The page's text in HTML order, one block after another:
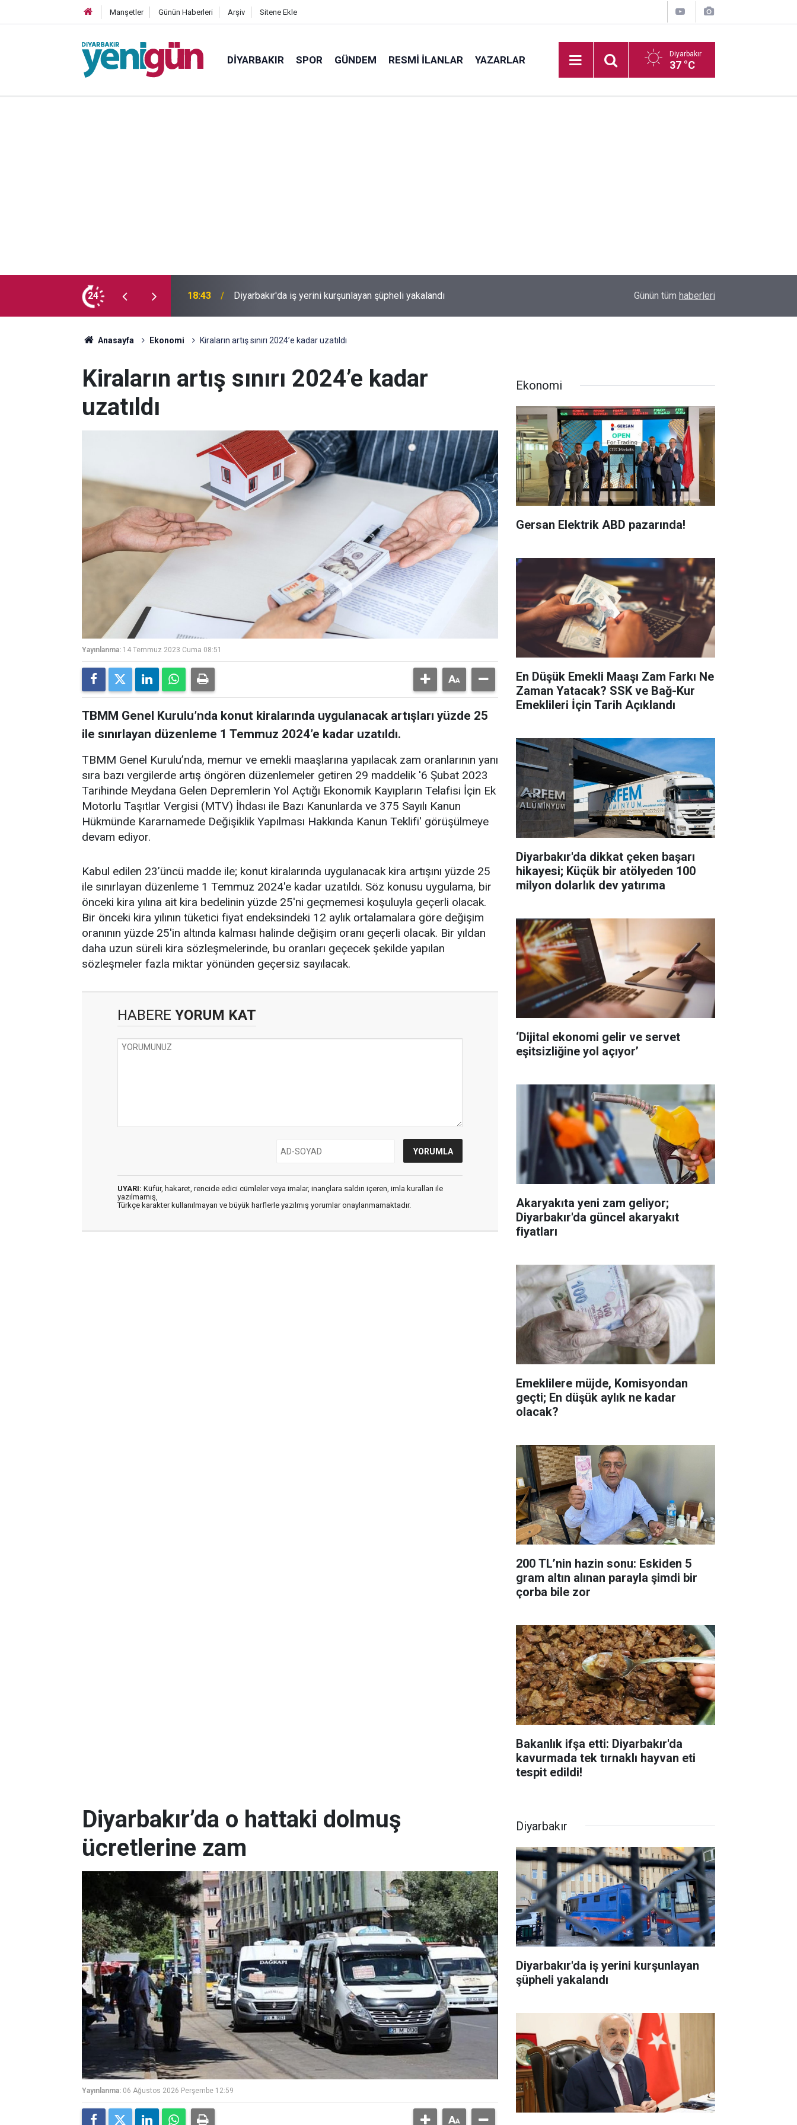
Manşetler Günün Haberleri Arşiv Sitene Ekle
DIYARBAKIR SPOR GÜNDEM RESMI İLANLAR YAZARLAR Diyarbakır
37 °C
24 18:22
barışı sağlayamıyor
Diyarbakır’da o hattaki dolmuş ücretlerine zam
Günün tüm haberleri
Anasayfa Ekonomi Kiraların artış sınırı 2024’e kadar uzatıldı
Kiraların artış sınırı 2024’e kadar
uzatıldı
Yayınlanma: 14 Temmuz 2023 Cuma 08:51
TBMM Genel Kurulu’nda konut kiralarında uygulanacak artışları yüzde 25
ile sınırlayan düzenleme 1 Temmuz 2024’e kadar uzatıldı.
TBMM Genel Kurulu’nda, memur ve emekli maaşlarına yapılacak zam oranlarının yanı
sıra bazı vergilerde artış öngören düzenlemeler getiren 29 maddelik '6 Şubat 2023
Tarihinde Meydana Gelen Depremlerin Yol Açtığı Ekonomik Kayıpların Telafisi İçin Ek
Motorlu Taşıtlar Vergisi (MTV) İhdası ile Bazı Kanunlarda ve 375 Sayılı Kanun
Hükmünde Kararnamede Değişiklik Yapılması Hakkında Kanun Teklifi' görüşülmeye
devam ediyor.
Kabul edilen 23’üncü madde ile; konut kiralarında uygulanacak kira artışını yüzde 25
ile sınırlayan düzenleme 1 Temmuz 2024'e kadar uzatıldı. Söz konusu uygulama, bir
önceki kira yılına ait kira bedelinin yüzde 25'ni geçmemesi koşuluyla geçerli olacak.
Bir önceki kira yılının tüketici fiyat endeksindeki 12 aylık ortalamalara göre değişim
oranının yüzde 25'in altında kalması halinde değişim oranı geçerli olacak. Bir yıldan
daha uzun süreli kira sözleşmelerinde, bu oranları geçecek şekilde yapılan
sözleşmeler fazla miktar yönünden geçersiz sayılacak.
HABERE YORUM KAT
UYARI: Küfür, hakaret, rencide edici cümleler veya imalar, inançlara saldırı içeren, imla kuralları ile
yazılmamış,
Türkçe karakter kullanılmayan ve büyük harflerle yazılmış yorumlar onaylanmamaktadır.
Ekonomi
Gersan Elektrik ABD pazarında!
En Düşük Emekli Maaşı Zam Farkı Ne
Zaman Yatacak? SSK ve Bağ-Kur
Emeklileri İçin Tarih Açıklandı
Diyarbakır'da dikkat çeken başarı
hikayesi; Küçük bir atölyeden 100
milyon dolarlık dev yatırıma
‘Dijital ekonomi gelir ve servet
eşitsizliğine yol açıyor’
Akaryakıta yeni zam geliyor;
Diyarbakır'da güncel akaryakıt
fiyatları
Emeklilere müjde, Komisyondan
geçti; En düşük aylık ne kadar
olacak?
200 TL’nin hazin sonu: Eskiden 5
gram altın alınan parayla şimdi bir
çorba bile zor
Bakanlık ifşa etti: Diyarbakır'da
kavurmada tek tırnaklı hayvan eti
tespit edildi!
Diyarbakır’da o hattaki dolmuş
ücretlerine zam
Yayınlanma: 06 Ağustos 2026 Perşembe 12:59
Diyarbakır
Diyarbakır'da iş yerini kurşunlayan
şüpheli yakalandı